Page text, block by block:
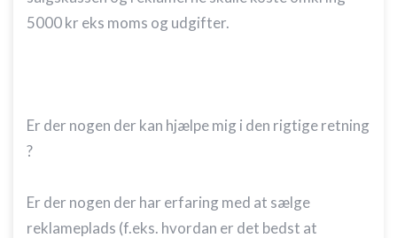
5000 kr eks moms og udgifter.
Er der nogen der kan hjælpe mig i den rigtige retning
?
Er der nogen der har erfaring med at sælge
reklameplads (f.eks. hvordan er det bedst at